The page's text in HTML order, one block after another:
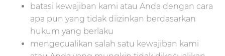
batasi kewajiban kami atau Anda dengan cara
apa pun yang tidak diizinkan berdasarkan
hukum yang berlaku
mengecualikan salah satu kewajiban kami